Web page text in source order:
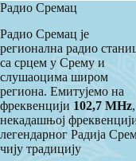
Радио Сремац
Радио Сремац је
регионална радио
са срцем у Срему и
слушаоцима широм
региона. Емитујемо на
фреквенцији 102,7 MHz,
некадашњој
легендарног Радија
чију традицију